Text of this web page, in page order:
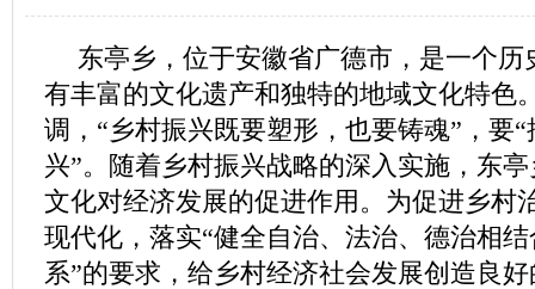
东亭乡，位于安徽省广德市，是一个历
有丰富的文化遗产和独特的地域文化特色
调，“乡村振兴既要塑形，也要铸魂”，要
兴”。随着乡村振兴战略的深入实施，东
文化对经济发展的促进作用。为促进乡村
现代化，落实“健全自治、法治、德治相
系”的要求，给乡村经济社会发展创造良